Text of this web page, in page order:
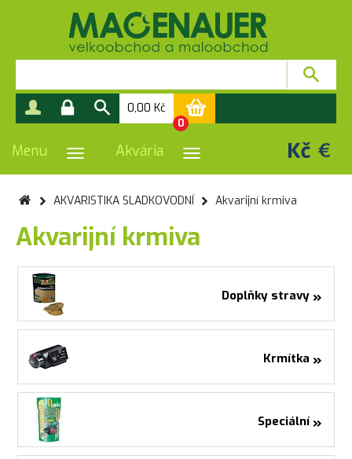
0,00 Kč
0
PŘEPNOUT NAVIGACI
Menu PŘEPNOUT NAVIGACI
Akvária
AKVARISTIKA SLADKOVODNÍ Akvarijní krmiva
Akvarijní krmiva
Doplňky stravy »
Krmítka »
Speciální »